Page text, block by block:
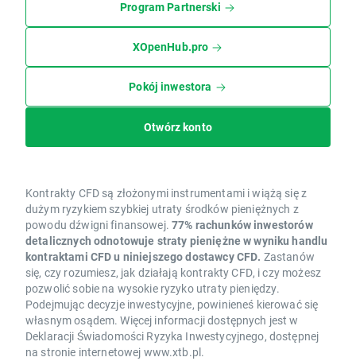
Program Partnerski
XOpenHub.pro
Pokój inwestora
Otwórz konto
Kontrakty CFD są złożonymi instrumentami i wiążą się z
dużym ryzykiem szybkiej utraty środków pieniężnych z
powodu dźwigni finansowej. 77% rachunków inwestorów
detalicznych odnotowuje straty pieniężne w wyniku handlu
kontraktami CFD u niniejszego dostawcy CFD. Zastanów
się, czy rozumiesz, jak działają kontrakty CFD, i czy możesz
pozwolić sobie na wysokie ryzyko utraty pieniędzy.
Podejmując decyzje inwestycyjne, powinieneś kierować się
własnym osądem. Więcej informacji dostępnych jest w
Deklaracji Świadomości Ryzyka Inwestycyjnego, dostępnej
na stronie internetowej www.xtb.pl.